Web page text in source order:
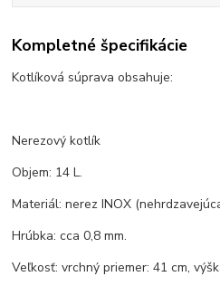
Kompletné špecifikácie
Kotlíková súprava obsahuje:
Nerezový kotlík
Objem: 14 L.
Materiál: nerez INOX
Hrúbka: cca 0,8 mm.
Veľkosť: vrchný priemer: 41 cm,